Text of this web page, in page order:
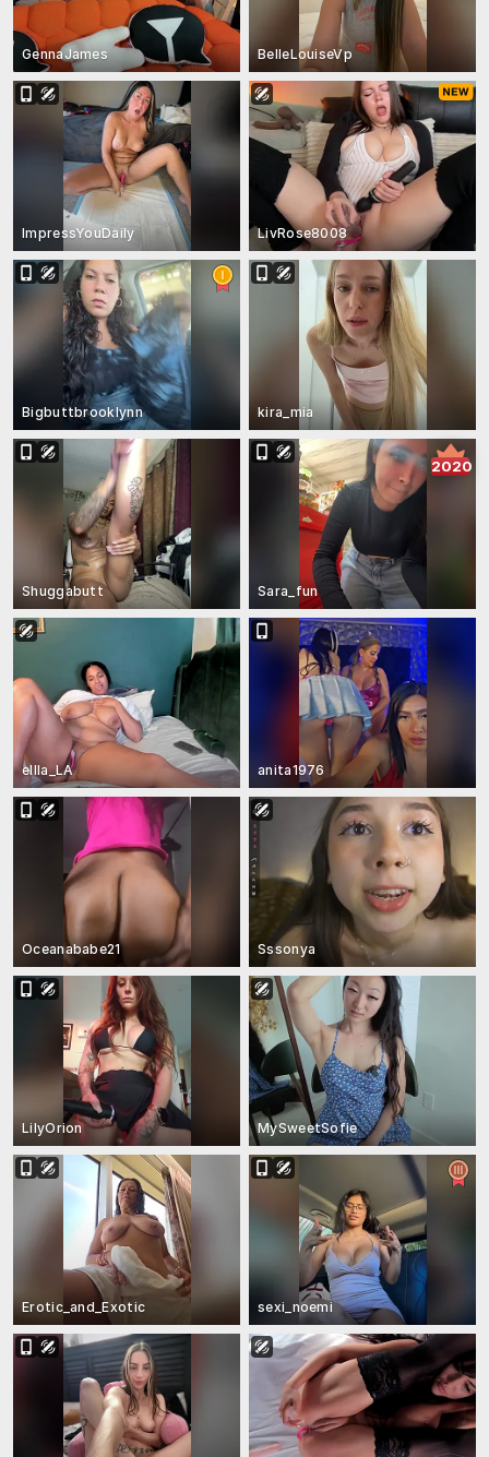
GennaJames BelleLouiseVp
ImpressYouDaily LivRose8008
Bigbuttbrooklynn kira_mia
Shuggabutt
2020
Sara_fun
ellla_LA anita1976
Oceanababe21 Sssonya
LilyOrion MySweetSofie
Erotic_and_Exotic sexi_noemi